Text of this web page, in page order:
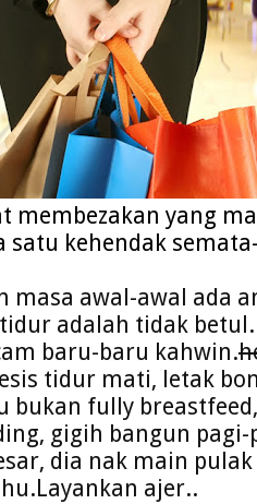
membezakan yang
satu kehendak
masa awal-awal ada
adalah tidak
baru-baru kahwin.
tidur mati, letak
bukan fully
gigih bangun
dia nak main
ajer..